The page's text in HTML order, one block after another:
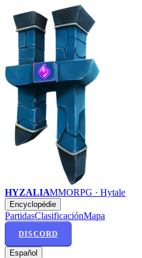
HYZALIAMMORPG · Hytale
Encyclopédie
PartidasClasificaciónMapa
DISCORD
Español